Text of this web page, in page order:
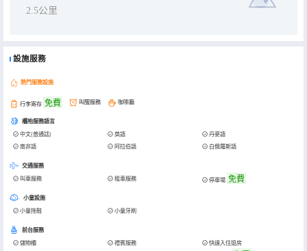
2.5公里
設施服務
熱門服務設施
行李寄存 免費 叫醒服務 咖啡廳
櫃枱服務語言
中文(普通話) 英語
丹麥語
南非語
阿拉伯語 白俄羅斯語
交通服務
叫車服務 租車服務 停車場 免費
小童設施
小童拖鞋 小童牙刷
前台服務
儲物櫃 禮賓服務
快速入住退房